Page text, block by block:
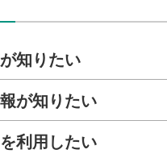
知りたい
が知りたい
利用したい